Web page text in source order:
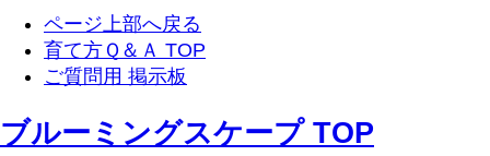
ページ上部へ戻る
育て方Ｑ＆Ａ TOP
ご質問用 掲示板
ブルーミングスケープ TOP